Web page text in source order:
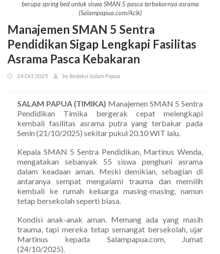
berupa spring bed untuk siswa SMAN 5 pasca terbakarnya asrama
(Salampapua.com/Acik)
Manajemen SMAN 5 Sentra
Pendidikan Sigap Lengkapi Fasilitas
Asrama Pasca Kebakaran
24 Oct 2025 by Redaksi Salam Papua
SALAM PAPUA (TIMIKA) Manajemen SMAN 5 Sentra
Pendidikan Timika bergerak cepat melengkapi
kembali fasilitas asrama putra yang terbakar pada
Senin (21/10/2025) sekitar pukul 20.10 WIT lalu.
Kepala SMAN 5 Sentra Pendidikan, Martinus Wenda,
mengatakan sebanyak 55 siswa penghuni asrama
dalam keadaan aman. Meski demikian, sebagian di
antaranya sempat mengalami trauma dan memilih
kembali ke rumah keluarga masing-masing, namun
tetap bersekolah seperti biasa.
Kondisi anak-anak aman. Memang ada yang masih
trauma, tapi mereka tetap semangat bersekolah, ujar
Martinus kepada Salampapua.com, Jumat
(24/10/2025).